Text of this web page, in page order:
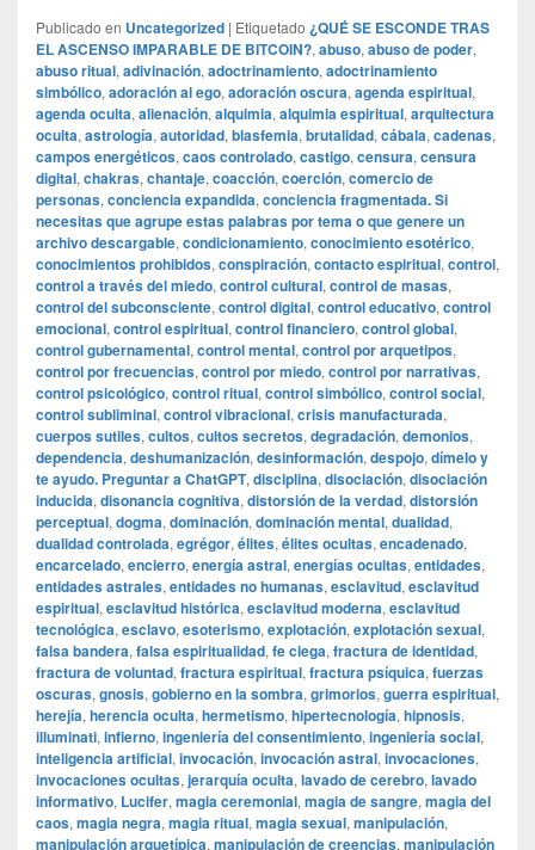
Publicado en Uncategorized | Etiquetado ¿QUÉ SE ESCONDE TRAS
EL ASCENSO IMPARABLE DE BITCOIN?, abuso, abuso de poder,
abuso ritual, adivinación, adoctrinamiento, adoctrinamiento
simbólico, adoración al ego, adoración oscura, agenda espiritual,
agenda oculta, alienación, alquimia, alquimia espiritual, arquitectura
oculta, astrología, autoridad, blasfemia, brutalidad, cábala, cadenas,
campos energéticos, caos controlado, castigo, censura, censura
digital, chakras, chantaje, coacción, coerción, comercio de
personas, conciencia expandida, conciencia fragmentada. Si
necesitas que agrupe estas palabras por tema o que genere un
archivo descargable, condicionamiento, conocimiento esotérico,
conocimientos prohibidos, conspiración, contacto espiritual, control,
control a través del miedo, control cultural, control de masas,
control del subconsciente, control digital, control educativo, control
emocional, control espiritual, control financiero, control global,
control gubernamental, control mental, control por arquetipos,
control por frecuencias, control por miedo, control por narrativas,
control psicológico, control ritual, control simbólico, control social,
control subliminal, control vibracional, crisis manufacturada,
cuerpos sutiles, cultos, cultos secretos, degradación, demonios,
dependencia, deshumanización, desinformación, despojo, dímelo y
te ayudo. Preguntar a ChatGPT, disciplina, disociación, disociación
inducida, disonancia cognitiva, distorsión de la verdad, distorsión
perceptual, dogma, dominación, dominación mental, dualidad,
dualidad controlada, egrégor, élites, élites ocultas, encadenado,
encarcelado, encierro, energía astral, energías ocultas, entidades,
entidades astrales, entidades no humanas, esclavitud, esclavitud
espiritual, esclavitud histórica, esclavitud moderna, esclavitud
tecnológica, esclavo, esoterismo, explotación, explotación sexual,
falsa bandera, falsa espiritualidad, fe ciega, fractura de identidad,
fractura de voluntad, fractura espiritual, fractura psíquica, fuerzas
oscuras, gnosis, gobierno en la sombra, grimorios, guerra espiritual,
herejía, herencia oculta, hermetismo, hipertecnología, hipnosis,
illuminati, infierno, ingeniería del consentimiento, ingeniería social,
inteligencia artificial, invocación, invocación astral, invocaciones,
invocaciones ocultas, jerarquía oculta, lavado de cerebro, lavado
informativo, Lucifer, magia ceremonial, magia de sangre, magia del
caos, magia negra, magia ritual, magia sexual, manipulación,
manipulación arquetípica, manipulación de creencias, manipulación